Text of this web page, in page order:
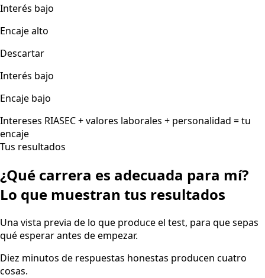
Interés bajo
Encaje alto
Descartar
Interés bajo
Encaje bajo
Intereses RIASEC + valores laborales + personalidad = tu
encaje
Tus resultados
¿Qué carrera es adecuada para mí?
Lo que muestran tus resultados
Una vista previa de lo que produce el test, para que sepas
qué esperar antes de empezar.
Diez minutos de respuestas honestas producen cuatro
cosas.